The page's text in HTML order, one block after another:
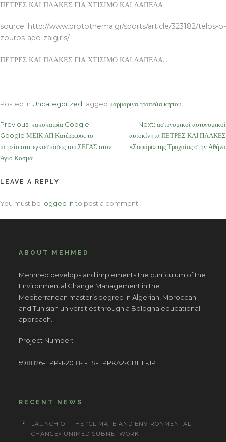
ΠΕΤΡΕΣ ΚΑΙ ΠΛΑΚΕΣ ΓΙΑ ΧΤΙΣΙΜΟ ΚΑΙ ΔΑΠΕΔΑ
source: http://www.protothema.gr/sports/article/323182/telos-o-
zouros-apo-zalgiris/
ΠΕΤΡΕΣ ΚΑΙ ΠΛΑΚΕΣ ΓΙΑ ΧΤΙΣΙΜΟ ΚΑΙ ΔΑΠΕΔΑ…
Posted in UncategorizedTagged μαρμαρινα τραπεζια κηπου
Post
navigation
Previous: κακοκαιρία Google
Google ΜΕΙΚ ΑΠ Κατέρρευσε το
ιατρείο στις εγκαστάσεις του ΣΕΓΑΣ στον
Άγιο Κοσμά
Next: αστυνομικοί αστυνομικοί
αυτοκίνητα ΠΕΤΡΕΣ ΚΑΙ ΠΛΑΚΕΣ
«Σαφάρι» της Τροχαίας στην Αθήνα
LEAVE A REPLY
You must be logged in to post a comment.
ABOUT MEHMED
Mehmed develops and implements the curriculum of the
Environmental Change Management in the
Mediterranean master’s degree in Algerian, Moroccan
and Tunisian universities through a Bologna educational
approach.
Project Number:
598826-EPP-1-2018-1-ES-EPPKA2-CBHE-JP
RECENT NEWS
LAUNCH OF THE “CLIMATE AND ENVIRONMENTAL
CHANGE» UNIMED SUBNETWORK